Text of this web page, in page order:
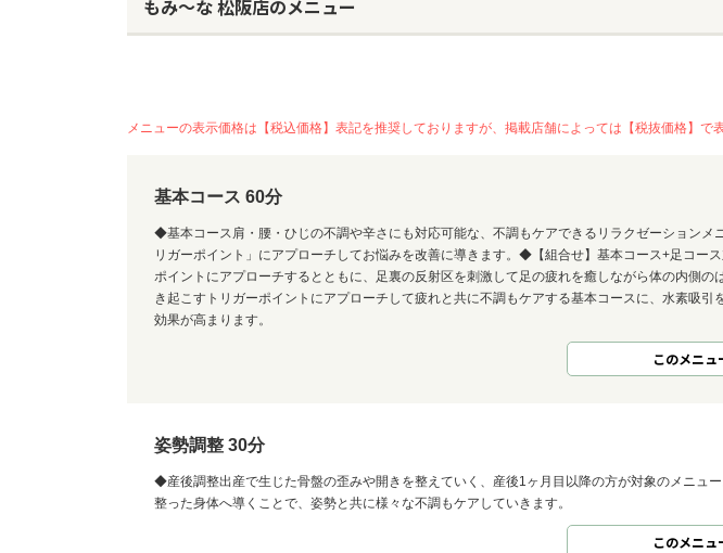
もみ～な 松阪店のメニュー
メニューの表示価格は【税込価格】表記を推奨しておりますが、掲載店舗によっては【税抜価格】
基本コース 60分
◆基本コース肩・腰・ひじの不調や辛さにも対応可能な、不調もケアできるリラクゼーションメ
リガーポイント」にアプローチしてお悩みを改善に導きます。◆【組合せ】基本コース+足コー
ポイントにアプローチするとともに、足裏の反射区を刺激して足の疲れを癒しながら体の内側
き起こすトリガーポイントにアプローチして疲れと共に不調もケアする基本コースに、水素吸
効果が高まります。
このメニュ
姿勢調整 30分
◆産後調整出産で生じた骨盤の歪みや開きを整えていく、産後1ヶ月目以降の方が対象のメニュ
整った身体へ導くことで、姿勢と共に様々な不調もケアしていきます。
このメニュ